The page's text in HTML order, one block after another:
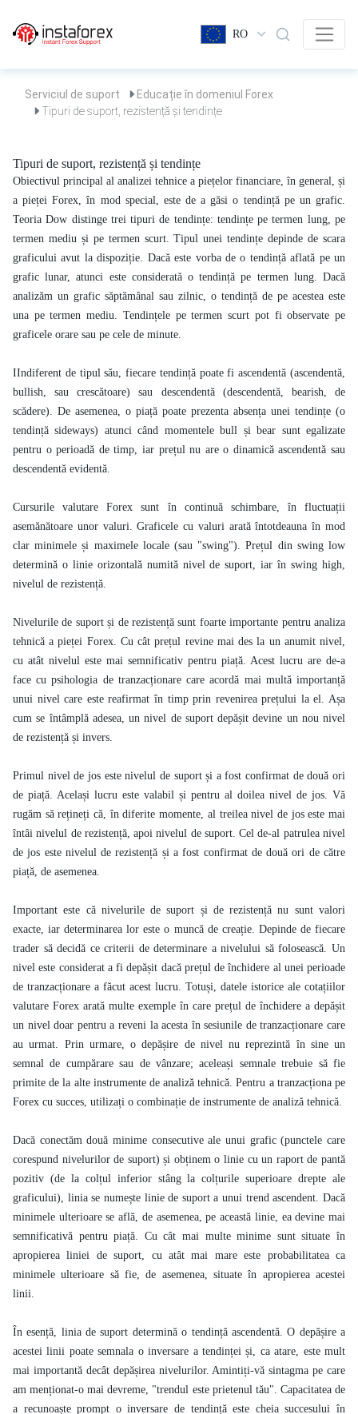
RO
Serviciul de suport
Educație în domeniul Forex
Tipuri de suport, rezistență și tendințe
Tipuri de suport, rezistență și tendințe
Obiectivul principal al analizei tehnice a piețelor financiare, în general, și
a pieței Forex, în mod special, este de a găsi o tendință pe un grafic.
Teoria Dow distinge trei tipuri de tendințe: tendințe pe termen lung, pe
termen mediu și pe termen scurt. Tipul unei tendințe depinde de scara
graficului avut la dispoziție. Dacă este vorba de o tendință aflată pe un
grafic lunar, atunci este considerată o tendință pe termen lung. Dacă
analizăm un grafic săptămânal sau zilnic, o tendință de pe acestea este
una pe termen mediu. Tendințele pe termen scurt pot fi observate pe
graficele orare sau pe cele de minute.
IIndiferent de tipul său, fiecare tendință poate fi ascendentă (ascendentă,
bullish, sau crescătoare) sau descendentă (descendentă, bearish, de
scădere). De asemenea, o piață poate prezenta absența unei tendințe (o
tendință sideways) atunci când momentele bull și bear sunt egalizate
pentru o perioadă de timp, iar prețul nu are o dinamică ascendentă sau
descendentă evidentă.
Cursurile valutare Forex sunt în continuă schimbare, în fluctuații
asemănătoare unor valuri. Graficele cu valuri arată întotdeauna în mod
clar minimele și maximele locale (sau "swing"). Prețul din swing low
determină o linie orizontală numită nivel de suport, iar în swing high,
nivelul de rezistență.
Nivelurile de suport și de rezistență sunt foarte importante pentru analiza
tehnică a pieței Forex. Cu cât prețul revine mai des la un anumit nivel,
cu atât nivelul este mai semnificativ pentru piață. Acest lucru are de-a
face cu psihologia de tranzacționare care acordă mai multă importanță
unui nivel care este reafirmat în timp prin revenirea prețului la el. Așa
cum se întâmplă adesea, un nivel de suport depășit devine un nou nivel
de rezistență și invers.
Primul nivel de jos este nivelul de suport și a fost confirmat de două ori
de piață. Același lucru este valabil și pentru al doilea nivel de jos. Vă
rugăm să rețineți că, în diferite momente, al treilea nivel de jos este mai
întâi nivelul de rezistență, apoi nivelul de suport. Cel de-al patrulea nivel
de jos este nivelul de rezistență și a fost confirmat de două ori de către
piață, de asemenea.
Important este că nivelurile de suport și de rezistență nu sunt valori
exacte, iar determinarea lor este o muncă de creație. Depinde de fiecare
trader să decidă ce criterii de determinare a nivelului să folosească. Un
nivel este considerat a fi depășit dacă prețul de închidere al unei perioade
de tranzacționare a făcut acest lucru. Totuși, datele istorice ale cotațiilor
valutare Forex arată multe exemple în care prețul de închidere a depășit
un nivel doar pentru a reveni la acesta în sesiunile de tranzacționare care
au urmat. Prin urmare, o depășire de nivel nu reprezintă în sine un
semnal de cumpărare sau de vânzare; aceleași semnale trebuie să fie
primite de la alte instrumente de analiză tehnică. Pentru a tranzacționa pe
Forex cu succes, utilizați o combinație de instrumente de analiză tehnică.
Dacă conectăm două minime consecutive ale unui grafic (punctele care
corespund nivelurilor de suport) și obținem o linie cu un raport de pantă
pozitiv (de la colțul inferior stâng la colțurile superioare drepte ale
graficului), linia se numește linie de suport a unui trend ascendent. Dacă
minimele ulterioare se află, de asemenea, pe această linie, ea devine mai
semnificativă pentru piață. Cu cât mai multe minime sunt situate în
apropierea liniei de suport, cu atât mai mare este probabilitatea ca
minimele ulterioare să fie, de asemenea, situate în apropierea acestei
linii.
În esență, linia de suport determină o tendință ascendentă. O depășire a
acestei linii poate semnala o inversare a tendinței și, ca atare, este mult
mai importantă decât depășirea nivelurilor. Amintiți-vă sintagma pe care
am menționat-o mai devreme, "trendul este prietenul tău". Capacitatea de
a recunoaște prompt o inversare de tendință este cheia succesului în